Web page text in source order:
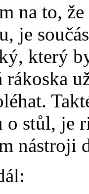
na to,
je
který
rákoska
o stůl, je
nástroji